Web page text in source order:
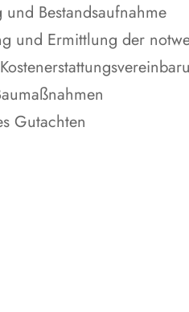
Bestandsaufnahme
und Ermittlung der
Gutachten